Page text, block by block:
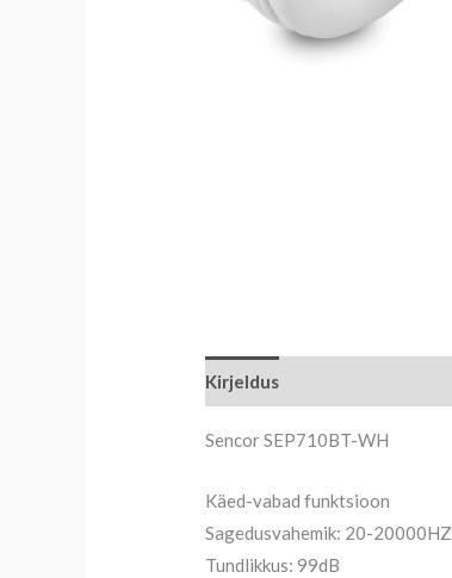
Kirjeldus
Sencor SEP710BT-WH
Käed-vabad funktsioon
Sagedusvahemik: 20-20000HZ
Tundlikkus: 99dB